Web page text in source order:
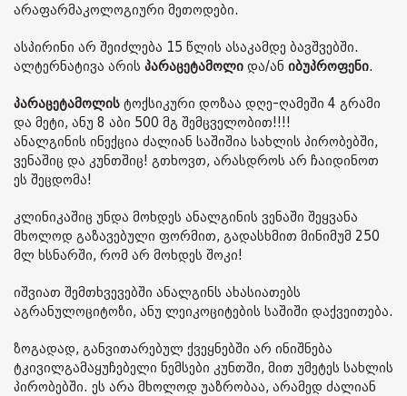
არაფარმაკოლოგიური მეთოდები.
ასპირინი არ შეიძლება 15 წლის ასაკამდე ბავშვებში.
ალტერნატივა არის პარაცეტამოლი და/ან იბუპროფენი.
პარაცეტამოლის ტოქსიკური დოზაა დღე-ღამეში 4 გრამი
და მეტი, ანუ 8 აბი 500 მგ შემცველობით!!!!
ანალგინის ინექცია ძალიან საშიშია სახლის პირობებში,
ვენაშიც და კუნთშიც! გთხოვთ, არასდროს არ ჩაიდინოთ
ეს შეცდომა!
კლინიკაშიც უნდა მოხდეს ანალგინის ვენაში შეყვანა
მხოლოდ გაზავებული ფორმით, გადასხმით მინიმუმ 250
მლ ხსნარში, რომ არ მოხდეს შოკი!
იშვიათ შემთხვევებში ანალგინს ახასიათებს
აგრანულოციტოზი, ანუ ლეიკოციტების საშიში დაქვეითება.
ზოგადად, განვითარებულ ქვეყნებში არ ინიშნება
ტკივილგამაყუჩებელი ნემსები კუნთში, მით უმეტეს სახლის
პირობებში. ეს არა მხოლოდ უაზრობაა, არამედ ძალიან